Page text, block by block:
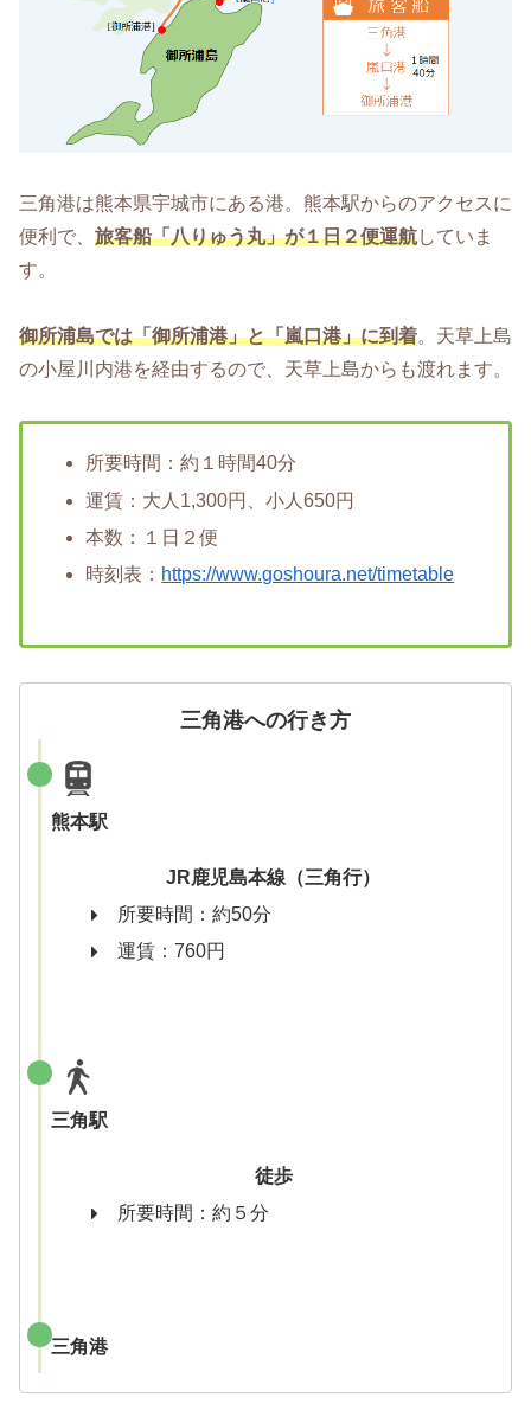
三角港は熊本県宇城市にある港。熊本駅からのアクセスに
便利で、 旅客船「八りゅう丸」が１日２便運航していま
す。
御所浦島では「御所浦港」と「嵐口港」に到着。天草上島
の小屋川内港を経由するので、天草上島からも渡れます。
所要時間：約１時間40分
運賃：大人1,300円、小人650円
本数：１日２便
時刻表： https://www.goshoura.net/timetable
三角港への行き方
熊本駅
JR鹿児島本線（三角行）
所要時間：約50分
運賃：760円
三角駅
徒歩
所要時間：約５分
三角港